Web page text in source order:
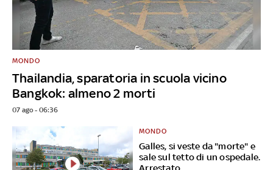
Thailandia, sparatoria in scuola vicino
Bangkok: almeno 2 morti
MONDO
07 ago - 06:36
Galles, si veste da "morte" e
sale sul tetto di un ospedale.
Arrestato
MONDO